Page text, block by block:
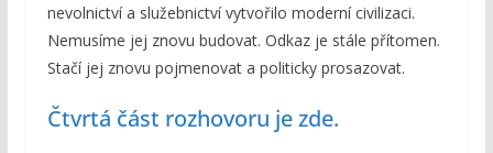
nevolnictví a služebnictví vytvořilo moderní civilizaci.
Nemusíme jej znovu budovat. Odkaz je stále přítomen.
Stačí jej znovu pojmenovat a politicky prosazovat.
Čtvrtá část rozhovoru je zde.